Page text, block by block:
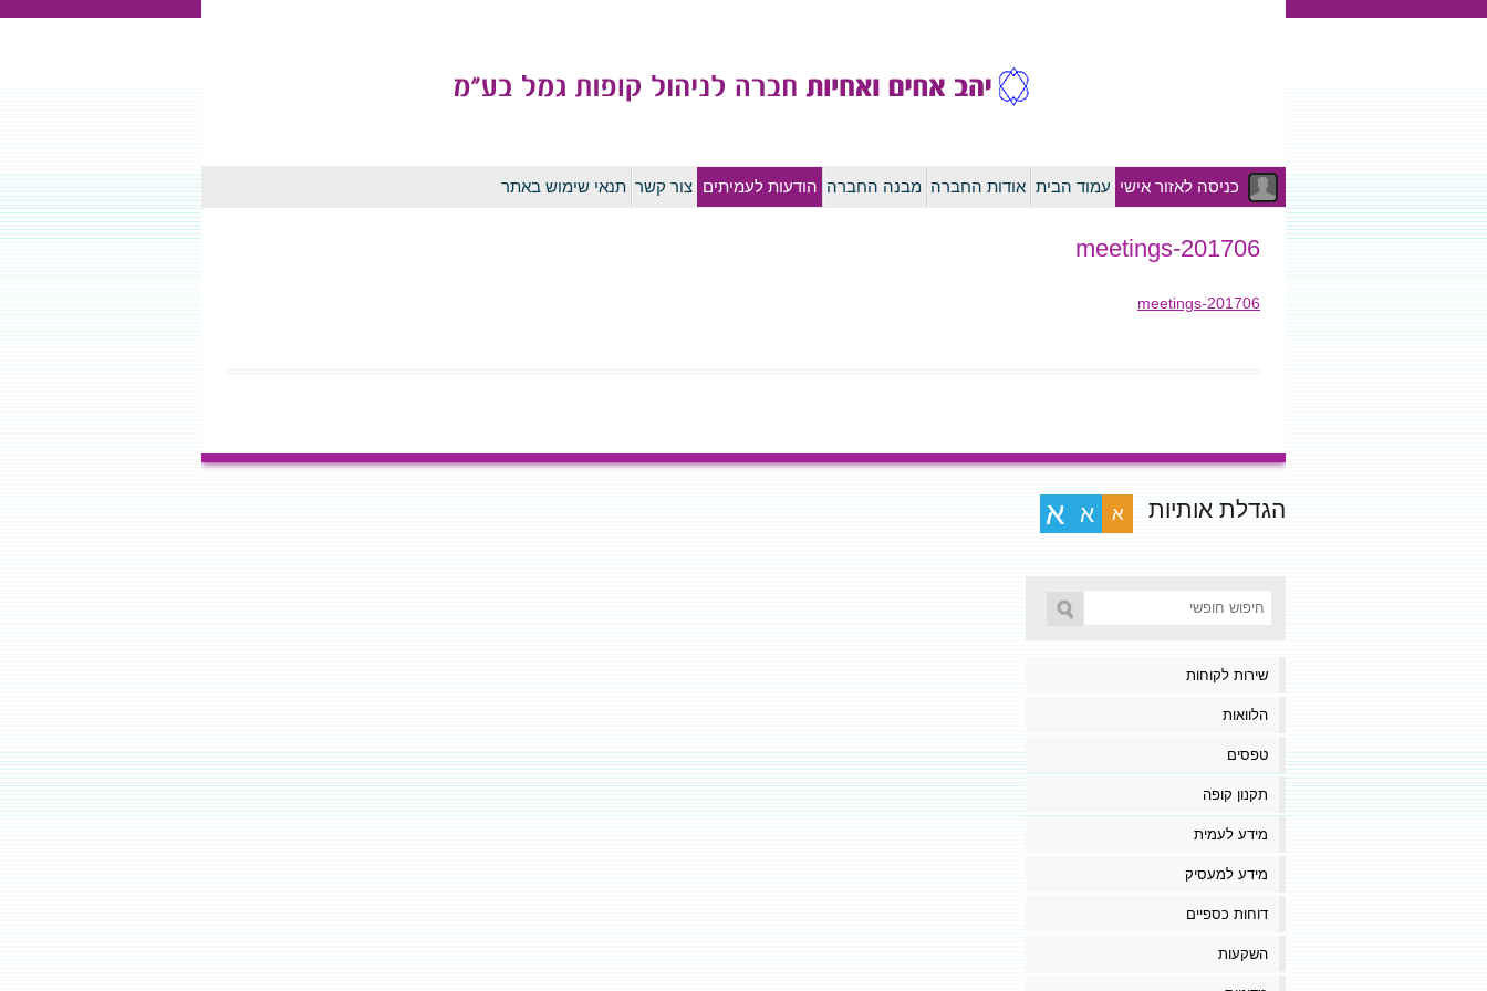
לדלג
לתוכן
כניסה לאזור אישי עמוד הבית אודות החברה מבנה החברה הודעות לעמיתים צור קשר תנאי שימוש באתר
201706-meetings
201706-meetings
הגדלת אותיות א א א
שירות לקוחות
הלוואות
טפסים
תקנון קופה
מידע לעמית
מידע למעסיק
דוחות כספיים
השקעות